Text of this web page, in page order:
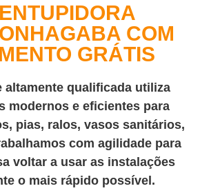
COM
GRÁTIS
altamente qualificada utiliza
modernos e eficientes para
pias, ralos, vasos sanitários,
com agilidade para
voltar a usar as instalações
o mais rápido possível.